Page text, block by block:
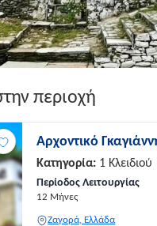
περιοχή
Αρχοντικό
Κατηγορία: 1 Κλειδιού
Περίοδος Λειτουργίας
12 Μήνες
Ζαγορά, Ελλάδα